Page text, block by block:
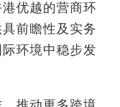
优越的营商环
前瞻性及实务
环境中稳步发